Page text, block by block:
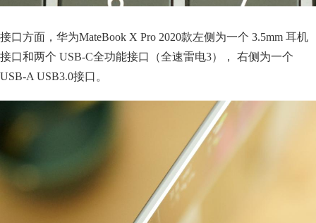
接口方面，华为MateBook X Pro 2020款左侧为一个 3.5mm 耳机
接口和两个 USB-C全功能接口（全速雷电3）， 右侧为一个
USB-A USB3.0接口。